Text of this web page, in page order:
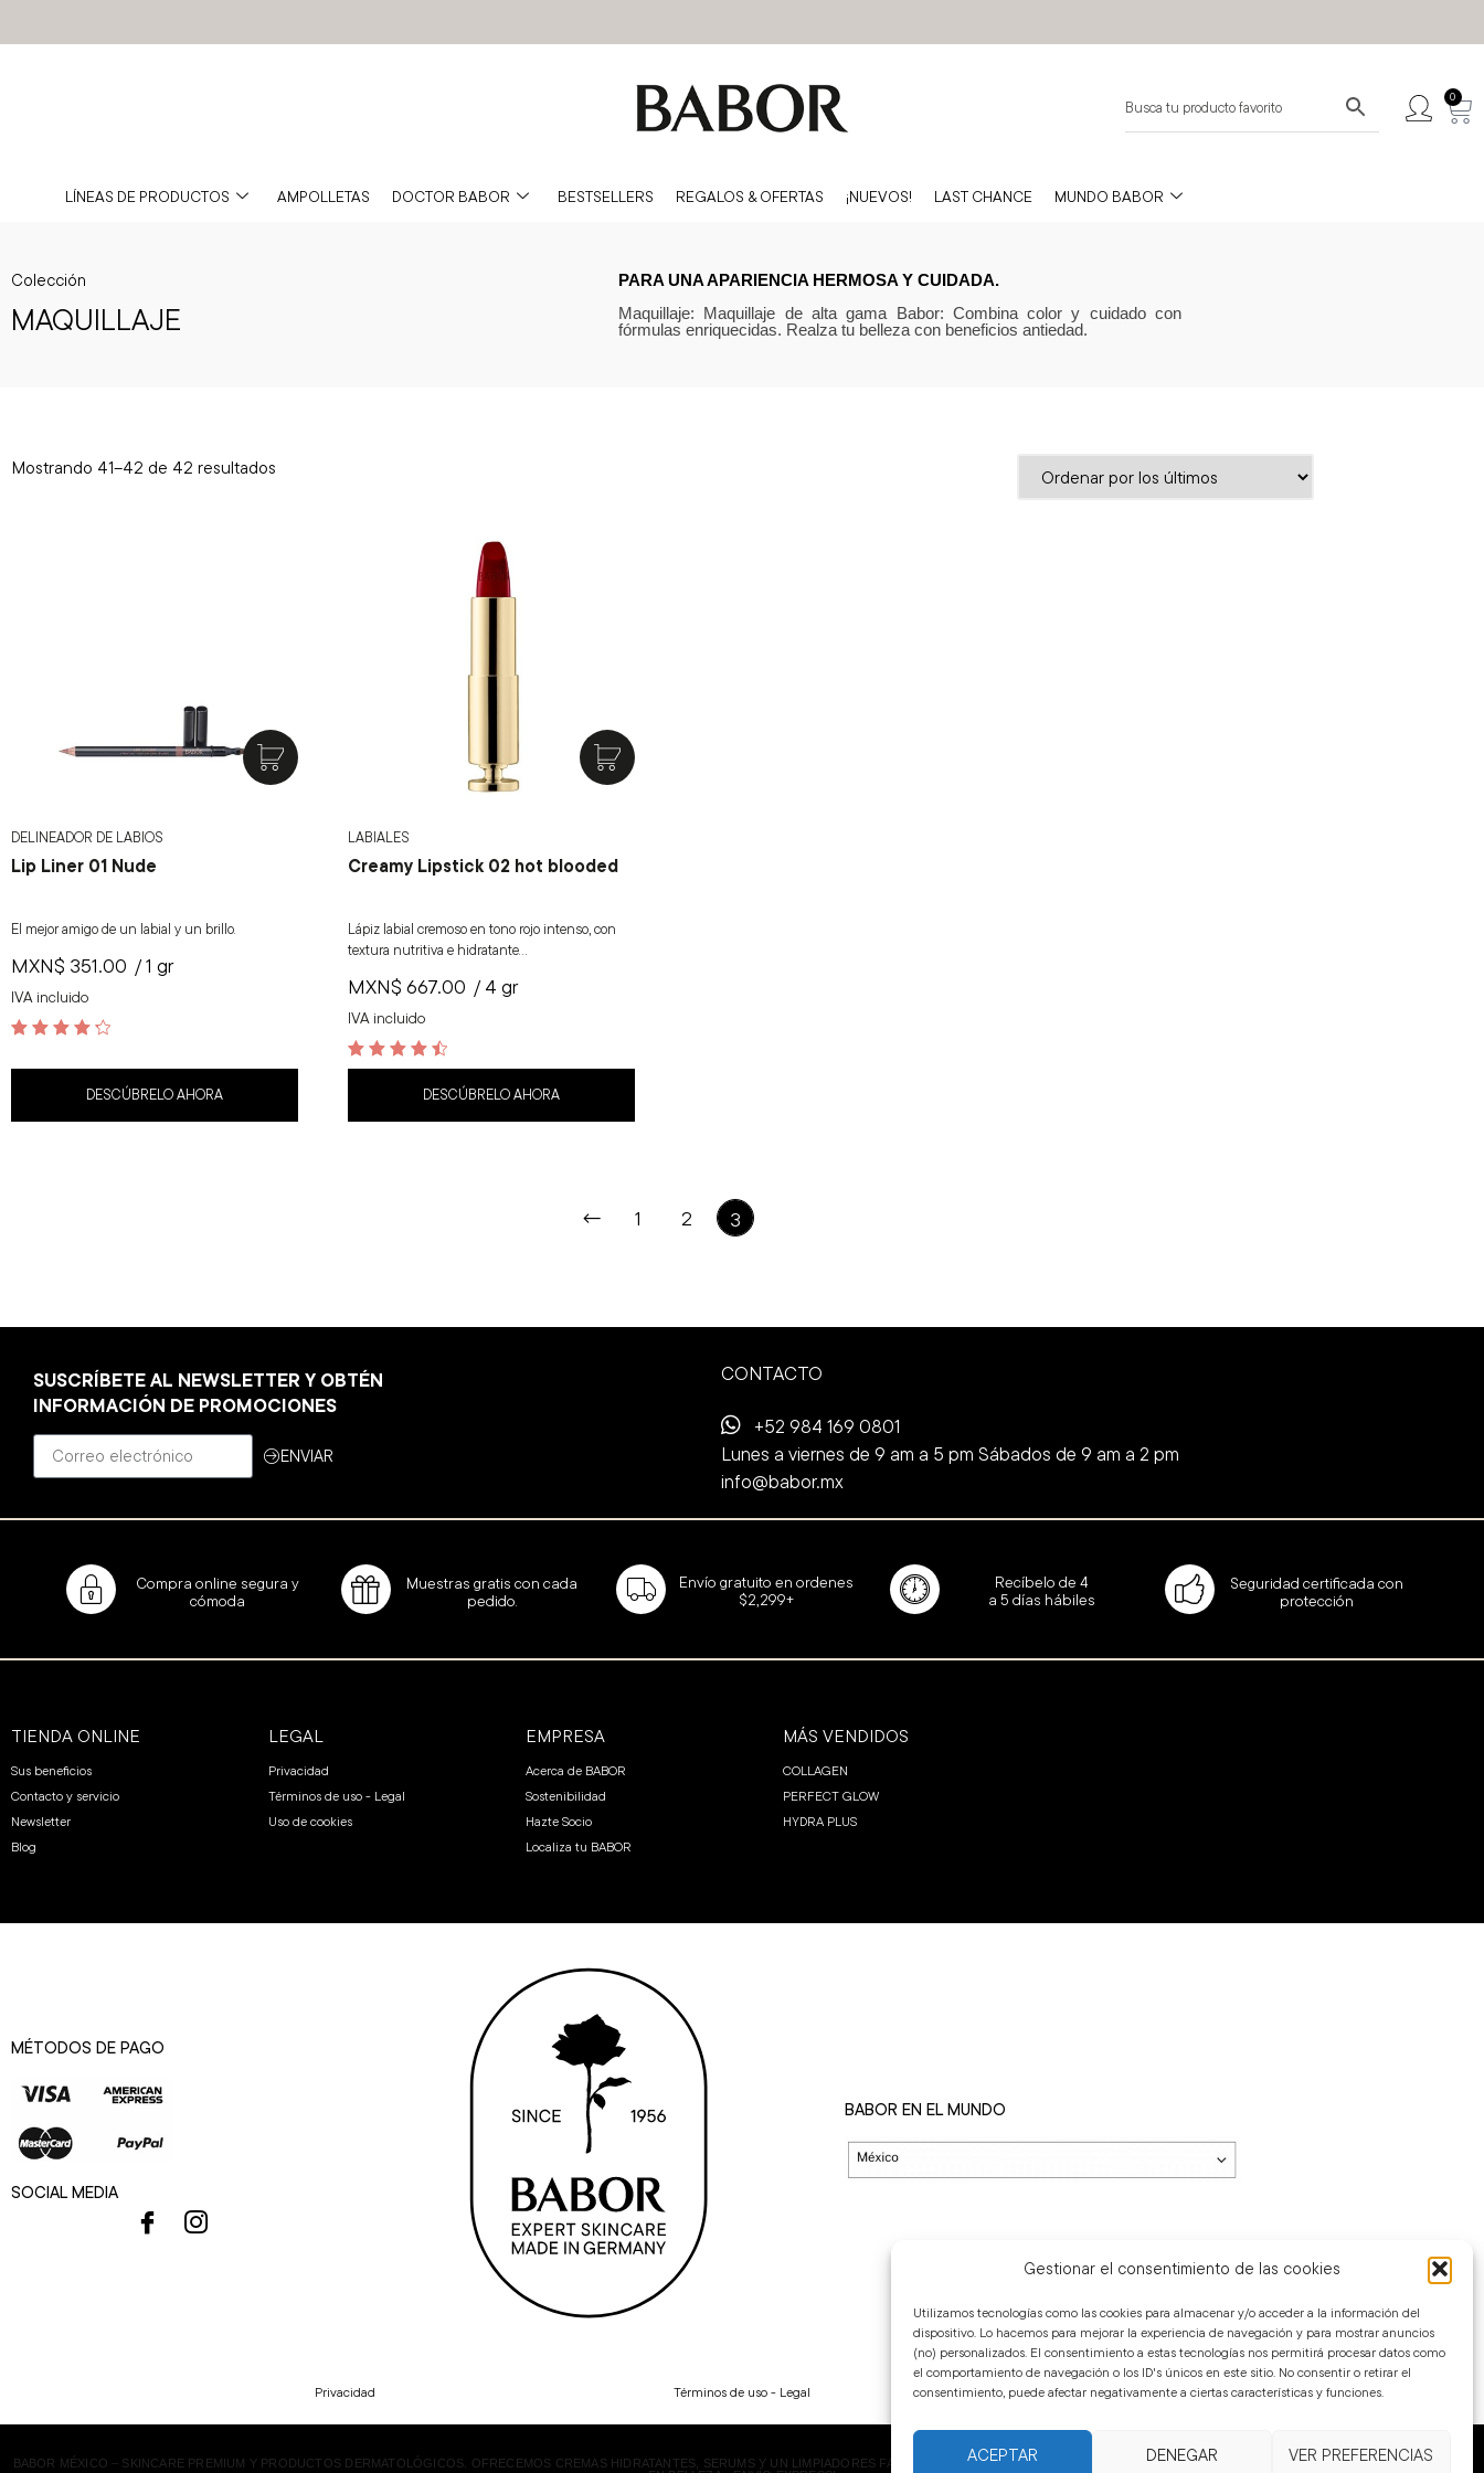
Gestionar el consentimiento de las cookies
Utilizamos tecnologías como las cookies para almacenar y/o acceder a la información del
dispositivo. Lo hacemos para mejorar la experiencia de navegación y para mostrar anuncios
(no) personalizados. El consentimiento a estas tecnologías nos permitirá procesar datos como
el comportamiento de navegación o los ID's únicos en este sitio. No consentir o retirar el
consentimiento, puede afectar negativamente a ciertas características y funciones.
ACEPTAR DENEGAR VER PREFERENCIAS
0
LÍNEAS DE PRODUCTOS AMPOLLETAS DOCTOR BABOR BESTSELLERS REGALOS & OFERTAS ¡NUEVOS! LAST CHANCE MUNDO BABOR
Colección
MAQUILLAJE
PARA UNA APARIENCIA HERMOSA Y CUIDADA.
Maquillaje: Maquillaje de alta gama Babor: Combina color y cuidado con
fórmulas enriquecidas. Realza tu belleza con beneficios antiedad.
Mostrando 41–42 de 42 resultados
DELINEADOR DE LABIOS
Lip Liner 01 Nude
El mejor amigo de un labial y un brillo.
MXN$ 351.00
IVA incluido
/ 1 gr
DESCÚBRELO AHORA
LABIALES
Creamy Lipstick 02 hot blooded
Lápiz labial cremoso en tono rojo intenso, con
textura nutritiva e hidratante…
MXN$ 667.00
IVA incluido
/ 4 gr
4.6
DESCÚBRELO AHORA
← 1 2 3
SUSCRÍBETE AL NEWSLETTER Y OBTÉN
INFORMACIÓN DE PROMOCIONES
ENVIAR
CONTACTO
+52 984 169 0801
Lunes a viernes de 9 am a 5 pm Sábados de 9 am a 2 pm
info@babor.mx
Compra online segura y
cómoda
Muestras gratis con cada
pedido.
Envío gratuito en ordenes
$2,299+
Recíbelo de 4
a 5 días hábiles
Seguridad certificada con
protección
TIENDA ONLINE
Sus beneficios
Contacto y servicio
Newsletter
Blog
LEGAL
Privacidad
Términos de uso - Legal
Uso de cookies
EMPRESA
Acerca de BABOR
Sostenibilidad
Hazte Socio
Localiza tu BABOR
MÁS VENDIDOS
COLLAGEN
PERFECT GLOW
HYDRA PLUS
MÉTODOS DE PAGO
SOCIAL MEDIA
BABOR EN EL MUNDO
Privacidad Términos de uso - Legal Uso de cookies
BABOR MÉXICO – SKINCARE PREMIUM Y PRODUCTOS DERMATOLÓGICOS. OFRECEMOS CREMAS HIDRATANTES, SERUMS Y UN LIMPIADORES FACIAL PROFESIONALES PARA UNA RUTINA SKINCARE EFECTIVA. MARCA DERMATOLÓGICA LÍDER